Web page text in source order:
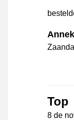
Top
8 de